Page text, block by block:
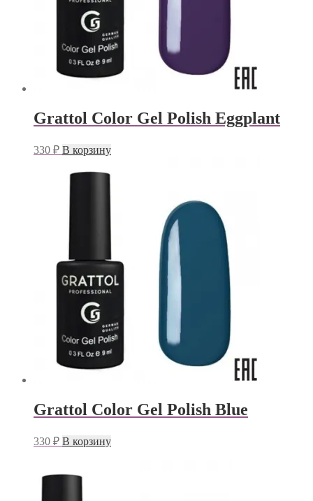
Grattol Color Gel Polish Eggplant
330 ₽ В корзину
Grattol Color Gel Polish Blue
330 ₽ В корзину